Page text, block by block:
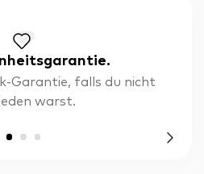
Garantie, falls du nicht
warst.